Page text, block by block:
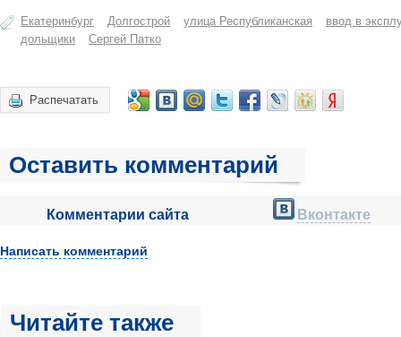
Екатеринбург Долгострой улица Республиканская
ввод в
дольщики
Сергей Патко
Распечатать
Оставить комментарий
Комментарии сайта Вконтакте
Написать комментарий
Читайте также